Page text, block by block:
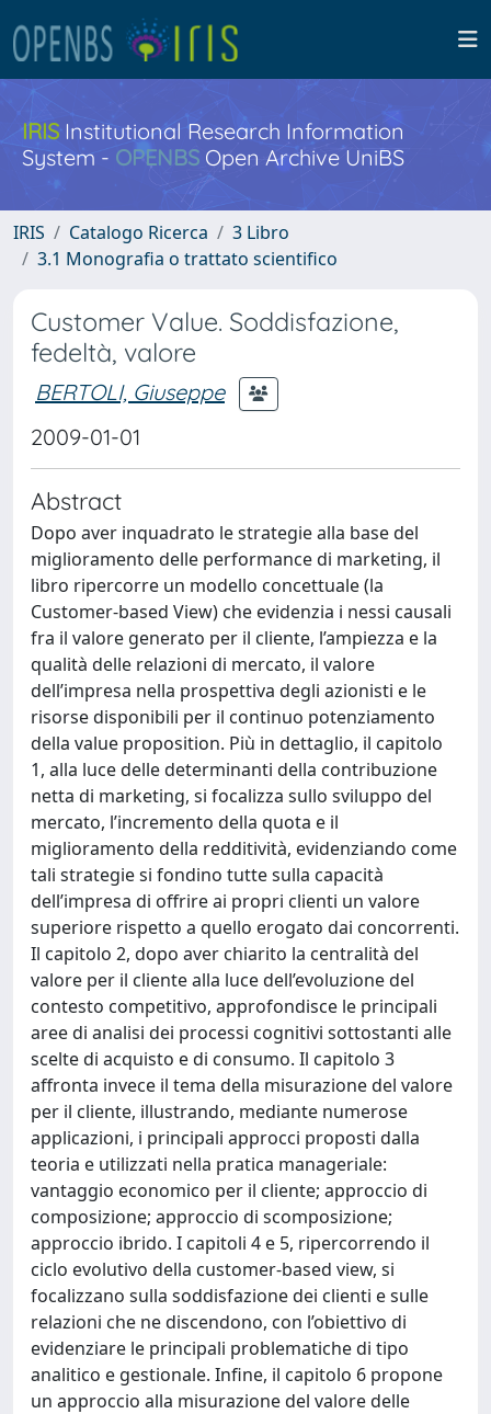
IRISInstitutional Research Information
System - OPENBS Open Archive UniBS
IRIS Catalogo Ricerca
3 Libro
3.1 Monografia o trattato scientifico
Customer Value. Soddisfazione,
fedeltà, valore
BERTOLI, Giuseppe
2009-01-01
Abstract
Dopo aver inquadrato le strategie alla base del
miglioramento delle performance di marketing, il
libro ripercorre un modello concettuale (la
Customer-based View) che evidenzia i nessi causali
fra il valore generato per il cliente, l’ampiezza e la
qualità delle relazioni di mercato, il valore
dell’impresa nella prospettiva degli azionisti e le
risorse disponibili per il continuo potenziamento
della value proposition. Più in dettaglio, il capitolo
1, alla luce delle determinanti della contribuzione
netta di marketing, si focalizza sullo sviluppo del
mercato, l’incremento della quota e il
miglioramento della redditività, evidenziando come
tali strategie si fondino tutte sulla capacità
dell’impresa di offrire ai propri clienti un valore
superiore rispetto a quello erogato dai concorrenti.
Il capitolo 2, dopo aver chiarito la centralità del
valore per il cliente alla luce dell’evoluzione del
contesto competitivo, approfondisce le principali
aree di analisi dei processi cognitivi sottostanti alle
scelte di acquisto e di consumo. Il capitolo 3
affronta invece il tema della misurazione del valore
per il cliente, illustrando, mediante numerose
applicazioni, i principali approcci proposti dalla
teoria e utilizzati nella pratica manageriale:
vantaggio economico per il cliente; approccio di
composizione; approccio di scomposizione;
approccio ibrido. I capitoli 4 e 5, ripercorrendo il
ciclo evolutivo della customer-based view, si
focalizzano sulla soddisfazione dei clienti e sulle
relazioni che ne discendono, con l’obiettivo di
evidenziare le principali problematiche di tipo
analitico e gestionale. Infine, il capitolo 6 propone
un approccio alla misurazione del valore delle